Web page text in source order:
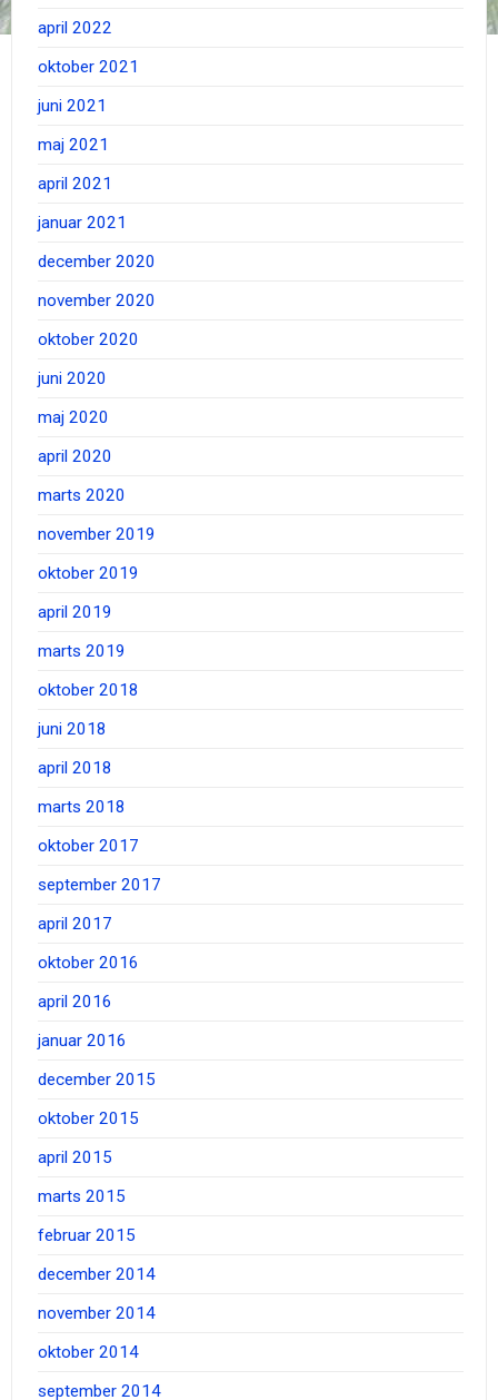
april 2022
oktober 2021
juni 2021
maj 2021
april 2021
januar 2021
december 2020
november 2020
oktober 2020
juni 2020
maj 2020
april 2020
marts 2020
november 2019
oktober 2019
april 2019
marts 2019
oktober 2018
juni 2018
april 2018
marts 2018
oktober 2017
september 2017
april 2017
oktober 2016
april 2016
januar 2016
december 2015
oktober 2015
april 2015
marts 2015
februar 2015
december 2014
november 2014
oktober 2014
september 2014